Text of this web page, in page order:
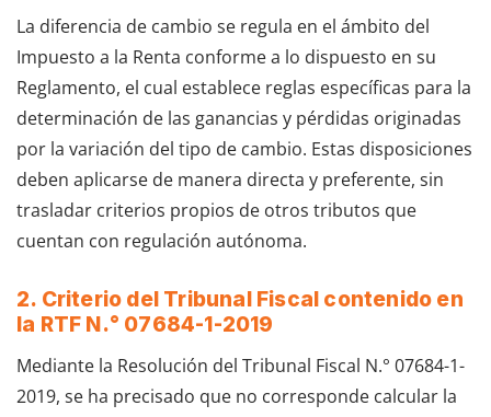
La diferencia de cambio se regula en el ámbito del
Impuesto a la Renta conforme a lo dispuesto en su
Reglamento, el cual establece reglas específicas para la
determinación de las ganancias y pérdidas originadas
por la variación del tipo de cambio. Estas disposiciones
deben aplicarse de manera directa y preferente, sin
trasladar criterios propios de otros tributos que
cuentan con regulación autónoma.
2. Criterio del Tribunal Fiscal contenido en
la RTF N.° 07684-1-2019
Mediante la Resolución del Tribunal Fiscal N.° 07684-1-
2019, se ha precisado que no corresponde calcular la